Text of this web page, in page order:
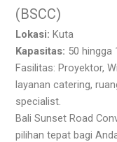
(BSCC)
Lokasi:Kuta
Kapasitas: 50 hingga
Fasilitas: Proyektor,
layanan catering,
specialist.
Bali Sunset Road
pilihan tepat bagi